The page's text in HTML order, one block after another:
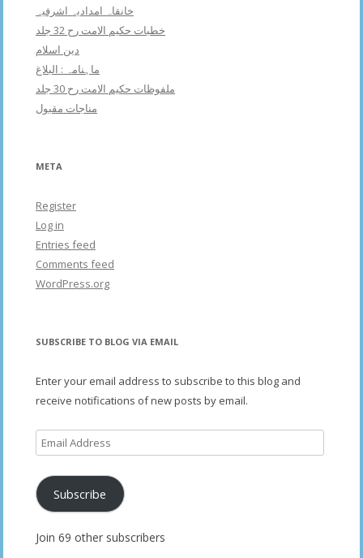
خانقاہ امدادیہ اشرفیہ
خطبات حکیم الامت رح 32 جلد
دین اسلام
ماہنامہ : البلاغ
ملفوظات حکیم الامت رح 30 جلد
مناجات مقبول
META
Register
Log in
Entries feed
Comments feed
WordPress.org
SUBSCRIBE TO BLOG VIA EMAIL
Enter your email address to subscribe to this blog and
receive notifications of new posts by email.
Email
Address
Subscribe
Join 69 other subscribers